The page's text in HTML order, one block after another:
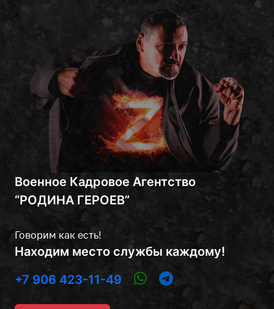
+7 906 423-11-49
Говорим как есть!
Находим место службы каждому!
Военное Кадровое Агентство
“РОДИНА ГЕРОЕВ”